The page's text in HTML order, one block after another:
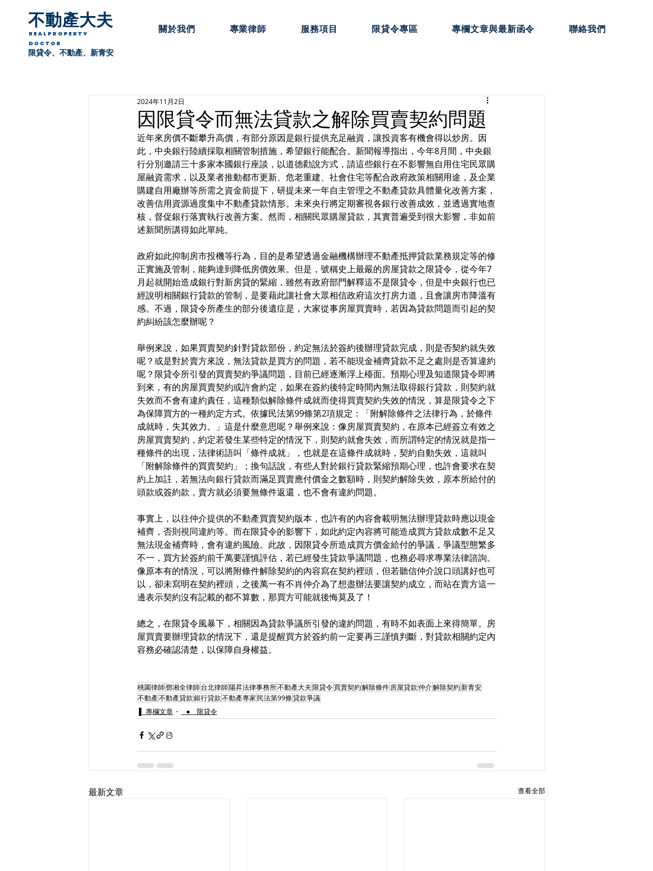
不動產大夫
REALPROPERTY
DOCTOR
限貸令、不動產、新青安
關於我們 專業律師 服務項目 限貸令專區 專欄文章與最新函令 聯絡我們
因限貸令而無法貸款之解除買賣契約問題
2024年11月2日
近年來房價不斷攀升高價，有部分原因是銀行提供充足融資，讓投資客有機會得以炒房。因
此，中央銀行陸續採取相關管制措施，希望銀行能配合。新聞報導指出，今年8月間，中央銀
行分別邀請三十多家本國銀行座談，以道德勸說方式，請這些銀行在不影響無自用住宅民眾購
屋融資需求，以及業者推動都市更新、危老重建、社會住宅等配合政府政策相關用途，及企業
購建自用廠辦等所需之資金前提下，研提未來一年自主管理之不動產貸款具體量化改善方案，
改善信用資源過度集中不動產貸款情形。未來央行將定期審視各銀行改善成效，並透過實地查
核，督促銀行落實執行改善方案。然而，相關民眾購屋貸款，其實普遍受到很大影響，非如前
述新聞所講得如此單純。
政府如此抑制房市投機等行為，目的是希望透過金融機構辦理不動產抵押貸款業務規定等的修
正實施及管制，能夠達到降低房價效果。但是，號稱史上最嚴的房屋貸款之限貸令，從今年7
月起就開始造成銀行對新房貸的緊縮，雖然有政府部門解釋這不是限貸令，但是中央銀行也已
經說明相關銀行貸款的管制，是要藉此讓社會大眾相信政府這次打房力道，且會讓房市降溫有
感。不過，限貸令所產生的部分後遺症是，大家從事房屋買賣時，若因為貸款問題而引起的契
約糾紛該怎麼辦呢？
舉例來說，如果買賣契約針對貸款部份，約定無法於簽約後辦理貸款完成，則是否契約就失效
呢？或是對於賣方來說，無法貸款是買方的問題，若不能現金補齊貸款不足之處則是否算違約
呢？限貸令所引發的買賣契約爭議問題，目前已經逐漸浮上檯面。預期心理及知道限貸令即將
到來，有的房屋買賣契約或許會約定，如果在簽約後特定時間內無法取得銀行貸款，則契約就
失效而不會有違約責任，這種類似解除條件成就而使得買賣契約失效的情況，算是限貸令之下
為保障買方的一種約定方式。依據民法第99條第2項規定：「附解除條件之法律行為，於條件
成就時，失其效力。」這是什麼意思呢？舉例來說：像房屋買賣契約，在原本已經簽立有效之
房屋買賣契約，約定若發生某些特定的情況下，則契約就會失效，而所謂特定的情況就是指一
種條件的出現，法律術語叫「條件成就」，也就是在這條件成就時，契約自動失效，這就叫
「附解除條件的買賣契約」；換句話說，有些人對於銀行貸款緊縮預期心理，也許會要求在契
約上加註，若無法向銀行貸款而滿足買賣應付價金之數額時，則契約解除失效，原本所給付的
頭款或簽約款，賣方就必須要無條件返還，也不會有違約問題。
事實上，以往仲介提供的不動產買賣契約版本，也許有的內容會載明無法辦理貸款時應以現金
補齊，否則視同違約等。而在限貸令的影響下，如此約定內容將可能造成買方貸款成數不足又
無法現金補齊時，會有違約風險。此故，因限貸令所造成買方價金給付的爭議，爭議型態繁多
不一，買方於簽約前千萬要謹慎評估，若已經發生貸款爭議問題，也務必尋求專業法律諮詢。
像原本有的情況，可以將附條件解除契約的內容寫在契約裡頭，但若聽信仲介說口頭講好也可
以，卻未寫明在契約裡頭，之後萬一有不肖仲介為了想盡辦法要讓契約成立，而站在賣方這一
邊表示契約沒有記載的都不算數，那買方可能就後悔莫及了！
總之，在限貸令風暴下，相關因為貸款爭議所引發的違約問題，有時不如表面上來得簡單。房
屋買賣要辦理貸款的情況下，還是提醒買方於簽約前一定要再三謹慎判斷，對貸款相關約定內
容務必確認清楚，以保障自身權益。
桃園律師鄧湘全律師 台北律師陽昇法律事務所不動產大夫限貸令買賣契約解除條件房屋貸款仲介解除契約 新青安
不動產不動產貸款銀行貸款不動產專家 民法第99條貸款爭議
▌ 專欄文章
⠀● 限貸令
最新文章 查看全部